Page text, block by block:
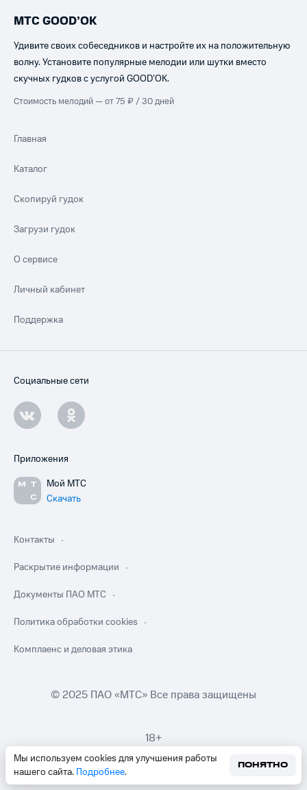
Мы используем cookies для улучшения работы
нашего сайта. Подробнее.
ПОНЯТНО
МТС GOOD’OK
Удивите своих собеседников и настройте их на положительную
волну. Установите популярные мелодии или шутки вместо
скучных гудков с услугой GOOD’OK.
Стоимость мелодий — от 75 ₽ / 30 дней
Главная
Каталог
Скопируй гудок
Загрузи гудок
О сервисе
Личный кабинет
Поддержка
Социальные сети
Приложения
Мой МТС
Скачать
Контакты
Раскрытие информации
Документы ПАО МТС
Политика обработки cookies
Комплаенс и деловая этика
© 2025 ПАО «МТС» Все права защищены
18+